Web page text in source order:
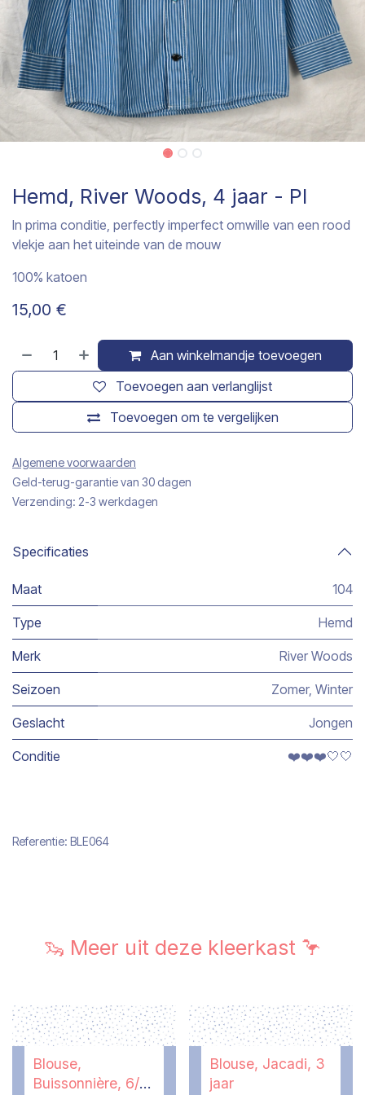
Hemd, River Woods, 4 jaar - PI
In prima conditie, perfectly imperfect omwille van een rood
vlekje aan het uiteinde van de mouw
100% katoen
15,00 €
Aan winkelmandje toevoegen
Toevoegen om te vergelijken
Toevoegen aan verlanglijst
Algemene voorwaarden
Geld-terug-garantie van 30 dagen
Verzending: 2-3 werkdagen
Specificaties
Maat 104
Type Hemd
Merk River Woods
Seizoen Zomer, Winter
Geslacht Jongen
Conditie ❤️❤️❤️🤍🤍
Referentie: BLE064
🦦 Meer uit deze kleerkast 🦩
Blouse,
Buissonnière, 6/7
Blouse, Jacadi, 3
jaar